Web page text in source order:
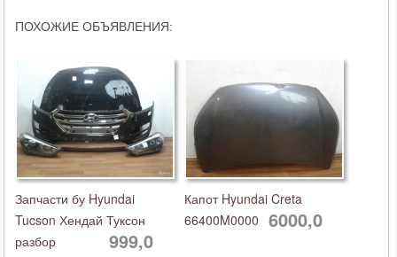
ПОХОЖИЕ ОБЪЯВЛЕНИЯ:
Запчасти бу Hyundai
Tucson Хендай Туксон
разбор
999,0
Капот Hyundai Creta
66400M0000 6000,0